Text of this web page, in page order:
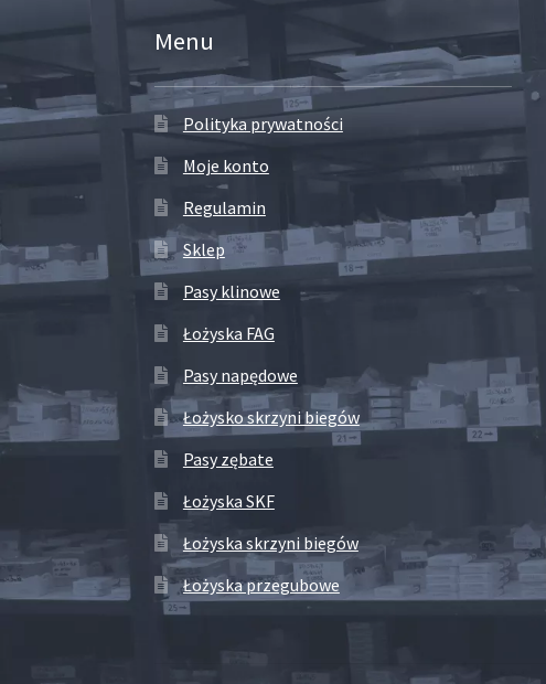
Menu
Polityka prywatności
Moje konto
Regulamin
Sklep
Pasy klinowe
Łożyska FAG
Pasy napędowe
Łożysko skrzyni biegów
Pasy zębate
Łożyska SKF
Łożyska skrzyni biegów
Łożyska przegubowe